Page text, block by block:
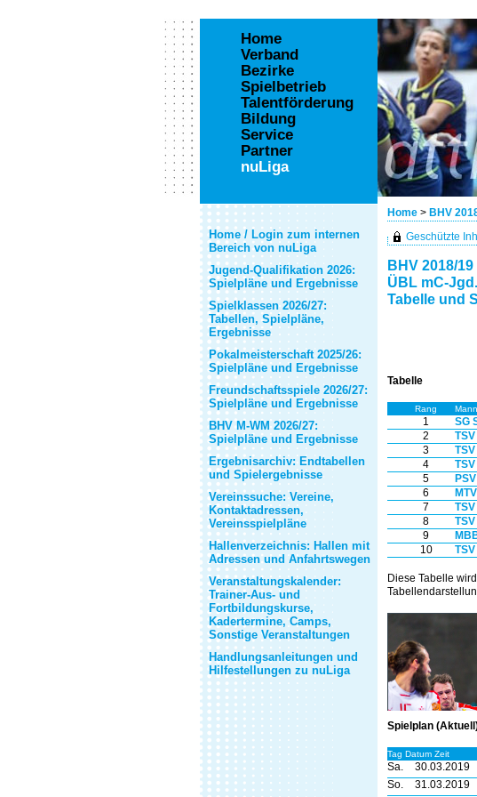
Home > BHV
Home
Verband
Bezirke
Spielbetrieb
Talentförderung
Bildung
Service
Partner
nuLiga
Home / Login zum internen
Bereich von nuLiga
Jugend-Qualifikation 2026:
Spielpläne und Ergebnisse
Spielklassen 2026/27:
Tabellen, Spielpläne,
Ergebnisse
Pokalmeisterschaft 2025/26:
Spielpläne und Ergebnisse
Freundschaftsspiele 2026/27:
Spielpläne und Ergebnisse
BHV M-WM 2026/27:
Spielpläne und Ergebnisse
Ergebnisarchiv: Endtabellen
und Spielergebnisse
Vereinssuche: Vereine,
Kontaktadressen,
Vereinsspielpläne
Hallenverzeichnis: Hallen mit
Adressen und Anfahrtswegen
Veranstaltungskalender:
Trainer-Aus- und
Fortbildungskurse,
Kadertermine, Camps,
Sonstige Veranstaltungen
Handlungsanleitungen und
Hilfestellungen zu nuLiga
Geschützte
BHV 2018/19
ÜBL mC-
Tabelle und
Tabelle
Rang
1 SG
2
3
4
5
6
7
8
9
10
TSV
Diese Tabelle
Spielplan
Tag Datum Zeit
Sa. 30.03.2019
So.
31.03.2019